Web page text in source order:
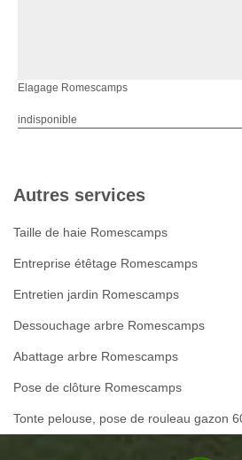
Elagage Romescamps
indisponible
Autres services
Taille de haie Romescamps
Entreprise étêtage Romescamps
Entretien jardin Romescamps
Dessouchage arbre Romescamps
Abattage arbre Romescamps
Pose de clôture Romescamps
Tonte pelouse, pose de rouleau gazon